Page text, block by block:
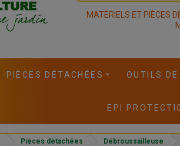
MATÉRIELS ET PIÈCES
PIÈCES DÉTACHÉES OUTILS
EPI
Pièces détachées Débroussailleuse